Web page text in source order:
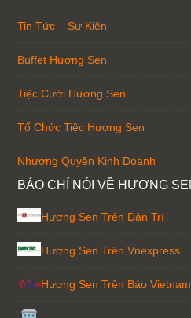
Tin Tức – Sự Kiện
Buffet Hương Sen
Tiệc Cưới Hương Sen
Tổ Chức Tiệc Hương Sen
Nhượng Quyền Kinh Doanh
BÁO CHÍ NÓI VỀ HƯƠNG
Hương Sen Trên Dân Trí
Hương Sen Trên Vnexpress
Hương Sen Trên Báo